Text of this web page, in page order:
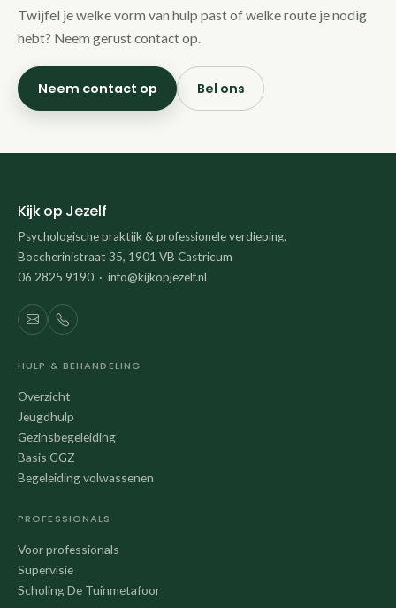
Twijfel je welke vorm van hulp past of welke route je nodig
hebt? Neem gerust contact op.
Neem contact op Bel ons
Kijk op Jezelf
Psychologische praktijk & professionele verdieping.
Boccherinistraat 35, 1901 VB Castricum
06 2825 9190 · info@kijkopjezelf.nl
HULP & BEHANDELING
Overzicht
Jeugdhulp
Gezinsbegeleiding
Basis GGZ
Begeleiding volwassenen
PROFESSIONALS
Voor professionals
Supervisie
Scholing De Tuinmetafoor